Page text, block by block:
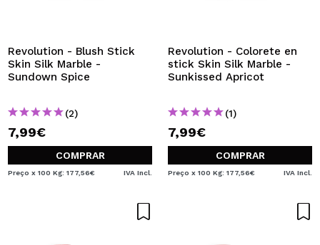
Revolution - Blush Stick
Skin Silk Marble -
Sundown Spice
(2)
7,99€
COMPRAR
Preço x 100 Kg: 177,56€ IVA Incl.
Revolution - Colorete en
stick Skin Silk Marble -
Sunkissed Apricot
(1)
7,99€
COMPRAR
Preço x 100 Kg: 177,56€ IVA Incl.